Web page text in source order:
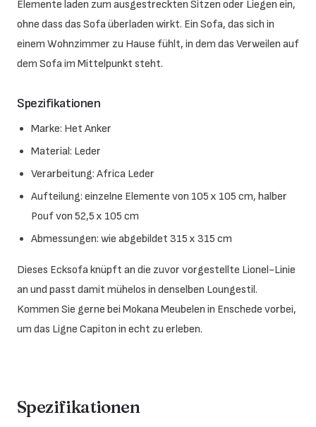
Elemente laden zum ausgestreckten Sitzen oder Liegen ein,
ohne dass das Sofa überladen wirkt. Ein Sofa, das sich in
einem Wohnzimmer zu Hause fühlt, in dem das Verweilen auf
dem Sofa im Mittelpunkt steht.
Spezifikationen
Marke: Het Anker
Material: Leder
Verarbeitung: Africa Leder
Aufteilung: einzelne Elemente von 105 x 105 cm, halber
Pouf von 52,5 x 105 cm
Abmessungen: wie abgebildet 315 x 315 cm
Dieses Ecksofa knüpft an die zuvor vorgestellte Lionel-Linie
an und passt damit mühelos in denselben Loungestil.
Kommen Sie gerne bei Mokana Meubelen in Enschede vorbei,
um das Ligne Capiton in echt zu erleben.
Spezifikationen